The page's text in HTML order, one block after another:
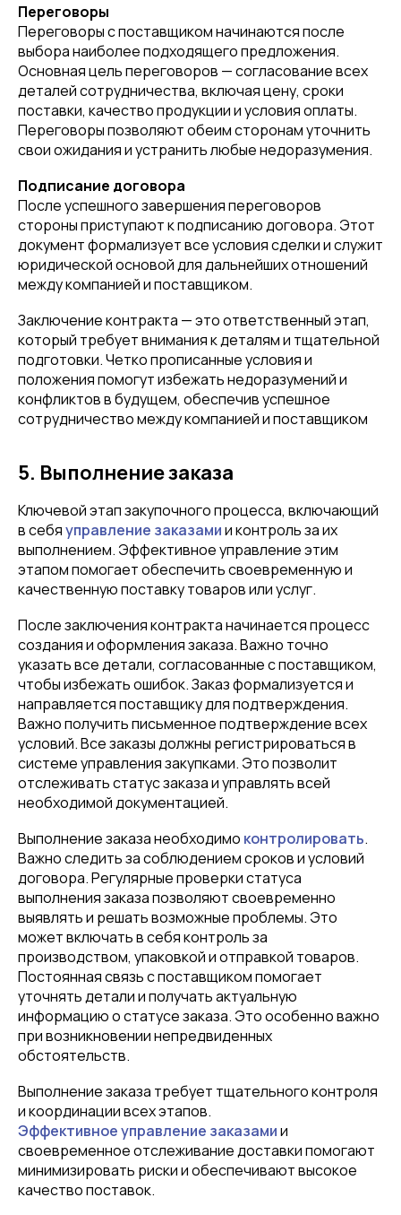
Переговоры
Переговоры с поставщиком начинаются после
выбора наиболее подходящего предложения.
Основная цель переговоров — согласование всех
деталей сотрудничества, включая цену, сроки
поставки, качество продукции и условия оплаты.
Переговоры позволяют обеим сторонам уточнить
свои ожидания и устранить любые недоразумения.
Подписание договора
После успешного завершения переговоров
стороны приступают к подписанию договора. Этот
документ формализует все условия сделки и служит
юридической основой для дальнейших отношений
между компанией и поставщиком.
Заключение контракта — это ответственный этап,
который требует внимания к деталям и тщательной
подготовки. Четко прописанные условия и
положения помогут избежать недоразумений и
конфликтов в будущем, обеспечив успешное
сотрудничество между компанией и поставщиком
5. Выполнение заказа
Ключевой этап закупочного процесса, включающий
в себяуправление заказамии контроль за их
выполнением. Эффективное управление этим
этапом помогает обеспечить своевременную и
качественную поставку товаров или услуг.
После заключения контракта начинается процесс
создания и оформления заказа. Важно точно
указать все детали, согласованные с поставщиком,
чтобы избежать ошибок. Заказ формализуется и
направляется поставщику для подтверждения.
Важно получить письменное подтверждение всех
условий. Все заказы должны регистрироваться в
системе управления закупками. Это позволит
отслеживать статус заказа и управлять всей
необходимой документацией.
Выполнение заказа необходимо контролировать.
Важно следить за соблюдением сроков и условий
договора. Регулярные проверки статуса
выполнения заказа позволяют своевременно
выявлять и решать возможные проблемы. Это
может включать в себя контроль за
производством, упаковкой и отправкой товаров.
Постоянная связь с поставщиком помогает
уточнять детали и получать актуальную
информацию о статусе заказа. Это особенно важно
при возникновении непредвиденных
обстоятельств.
Выполнение заказа требует тщательного контроля
и координации всех этапов.
Эффективное управление заказамии
своевременное отслеживание доставки помогают
минимизировать риски и обеспечивают высокое
качество поставок.